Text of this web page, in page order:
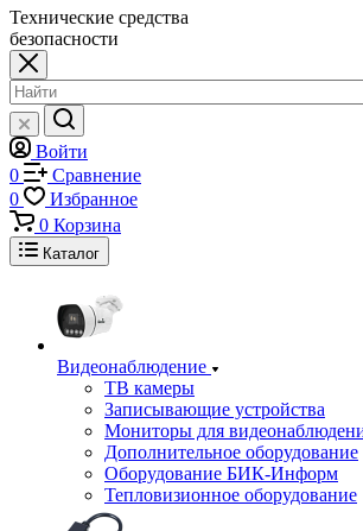
Технические средства
безопасности
Войти
0
Сравнение
0
Избранное
0 Корзина
Каталог
Видеонаблюдение
ТВ камеры
Записывающие устройства
Мониторы для
Дополнительное оборудование
Оборудование БИК-Информ
Тепловизионное оборудование